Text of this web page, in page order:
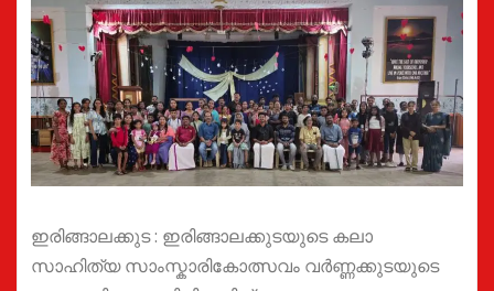
ഇരിങ്ങാലക്കുട : ഇരിങ്ങാലക്കുടയുടെ കലാ
സാഹിത്യ സാംസ്കാരികോത്സവം വർണ്ണക്കുടയുടെ